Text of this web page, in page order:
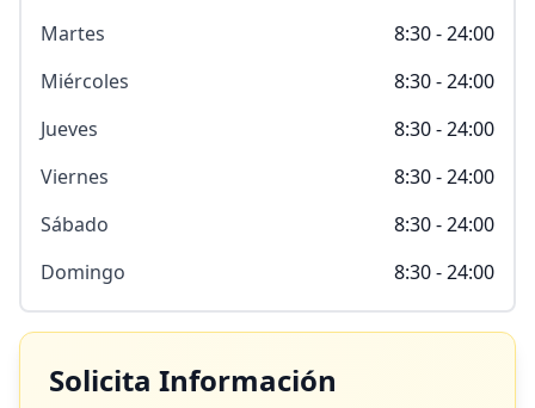
Martes
8:30 - 24:00
Miércoles
8:30 - 24:00
Jueves
8:30 - 24:00
Viernes
8:30 - 24:00
Sábado
8:30 - 24:00
Domingo
8:30 - 24:00
Solicita Información